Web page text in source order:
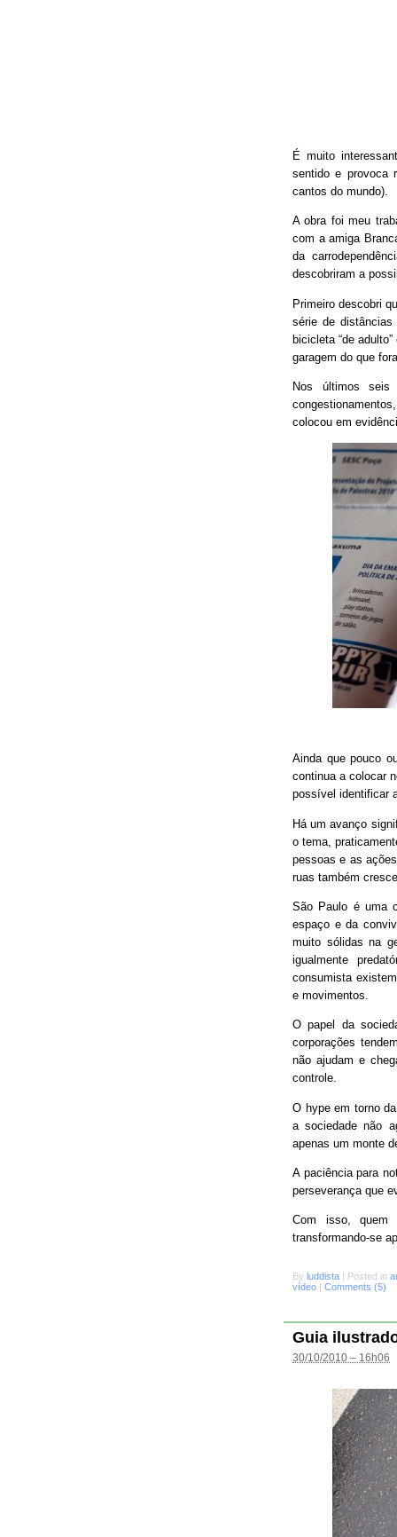
É muito
sentido e provoca
cantos do mundo).
A obra foi meu
com a amiga
da
descobriram a
Primeiro descobri
série de distâncias
bicicleta “de
garagem do que
Nos últimos seis
colocou em
Ainda que pouco
continua a colocar
possível identificar
Há um avanço
o tema,
pessoas e as
ruas também
São Paulo é uma
espaço e da
muito sólidas na
igualmente
consumista
e movimentos.
O papel da
corporações
não ajudam e
controle.
O hype em torno
a sociedade não
apenas um monte
A paciência para
perseverança que
Com isso, quem
transformando-se
By luddista | Posted in
vídeo | Comments (5)
Guia
30/10/2010 – 16h06